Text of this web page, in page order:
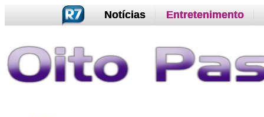
Notícias Entretenimento